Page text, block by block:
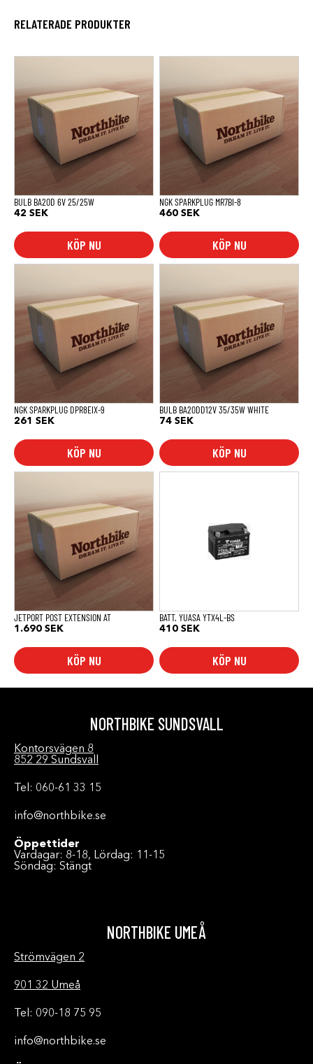
RELATERADE PRODUKTER
BULB BA20D 6V 25/25W
42 SEK
KÖP NU
NGK SPARKPLUG MR7BI-8
460 SEK
KÖP NU
NGK SPARKPLUG DPR8EIX-9
261 SEK
KÖP NU
BULB BA20DD12V 35/35W WHITE
74 SEK
KÖP NU
JETPORT POST EXTENSION AT
1.690 SEK
KÖP NU
BATT. YUASA YTX4L-BS
410 SEK
KÖP NU
NORTHBIKE SUNDSVALL
Kontorsvägen 8
852 29 Sundsvall
Tel: 060-61 33 15
info@northbike.se
Öppettider
Vardagar: 8-18, Lördag: 11-15
Söndag: Stängt
NORTHBIKE UMEÅ
Strömvägen 2
901 32 Umeå
Tel: 090-18 75 95
info@northbike.se